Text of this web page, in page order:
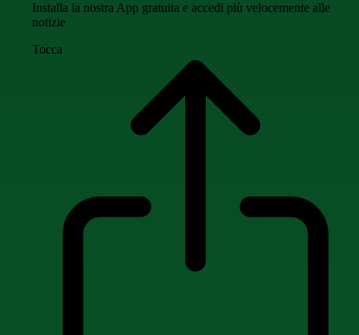
Installa la nostra App gratuita e accedi più velocemente alle
notizie
Tocca